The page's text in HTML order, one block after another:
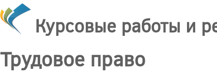
Курсовые работы и
Трудовое право